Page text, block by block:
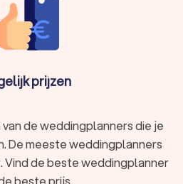
behoeften. Vraag gratis en
weddingplanners in
tips om de perfecte match te
om een idee te
Ervaring speelt een
evenementen, en een
van expertise.
prijzen
de weddingplanners die je
De meeste weddingplanners
Vind de beste weddingplanner
beste prijs.